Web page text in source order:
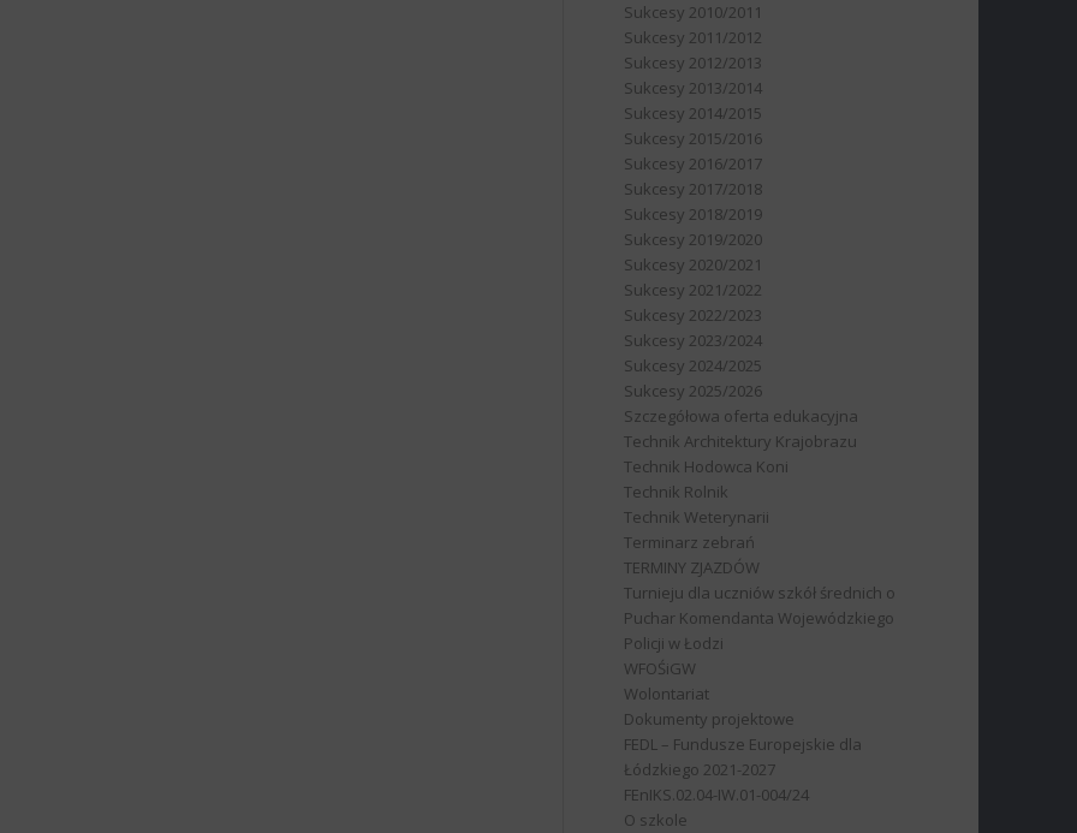
Sukcesy 2010/2011
Sukcesy 2011/2012
Sukcesy 2012/2013
Sukcesy 2013/2014
Sukcesy 2014/2015
Sukcesy 2015/2016
Sukcesy 2016/2017
Sukcesy 2017/2018
Sukcesy 2018/2019
Sukcesy 2019/2020
Sukcesy 2020/2021
Sukcesy 2021/2022
Sukcesy 2022/2023
Sukcesy 2023/2024
Sukcesy 2024/2025
Sukcesy 2025/2026
Szczegółowa oferta edukacyjna
Technik Architektury Krajobrazu
Technik Hodowca Koni
Technik Rolnik
Technik Weterynarii
Terminarz zebrań
TERMINY ZJAZDÓW
Turnieju dla uczniów szkół średnich o
Puchar Komendanta Wojewódzkiego
Policji w Łodzi
WFOŚiGW
Wolontariat
Dokumenty projektowe
FEDL – Fundusze Europejskie dla
Łódzkiego 2021-2027
FEnIKS.02.04-IW.01-004/24
O szkole